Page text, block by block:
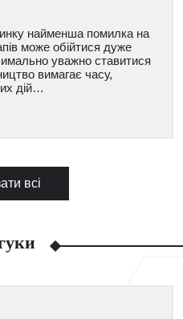
найменша помилка на
може обійтися дуже
уважно ставитися
вимагає часу,
дій…
всі